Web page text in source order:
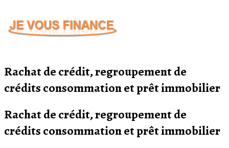
contenu
Rachat de crédit, regroupement de
crédits consommation et prêt immobilier
Rachat de crédit, regroupement de
crédits consommation et prêt immobilier